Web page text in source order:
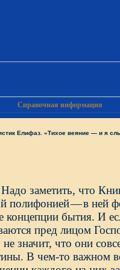
Справочная информация
Елифаз. «Тихое веяние — и я
Надо заметить, что
полифонией—в ней
концепции бытия. И
пред лицом
не значит, что они
В чем-то важном